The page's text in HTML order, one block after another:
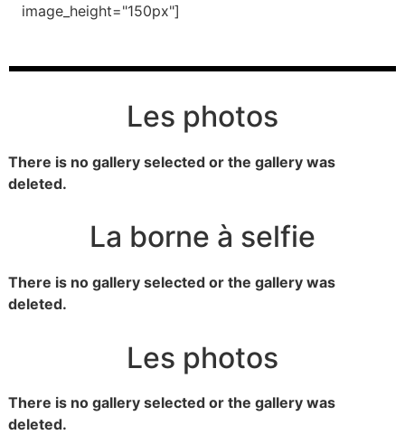
image_height="150px"]
Les photos
There is no gallery selected or the gallery was
deleted.
La borne à selfie
There is no gallery selected or the gallery was
deleted.
Les photos
There is no gallery selected or the gallery was
deleted.